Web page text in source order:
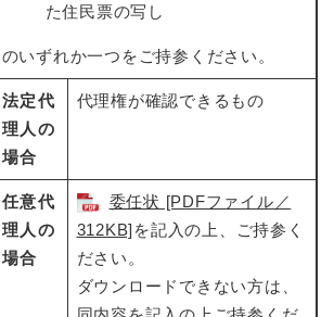
た住民票の写し
のいずれか一つをご持参ください。
法定代
理人の
場合
代理権が確認できるもの
任意代
理人の
場合
委任状 [PDFファイル／
312KB] を記入の上、ご持参く
ださい。
ダウンロードできない方は、